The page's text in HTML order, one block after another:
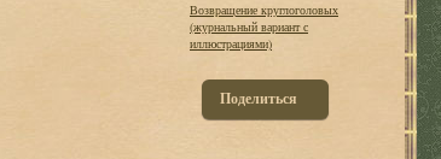
Возвращение круглоголовых
(журнальный вариант с
иллюстрациями)
Поделиться